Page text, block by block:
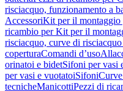
risciacquo, funzionamento a
AccessoriKit per il montaggio
ricambio per Kit per il
risciacquo, curve di risciacquo
coperturaComandi d’uso
orinatoi e bidetSifoni per vasi
per vasi e vuotatoiSifoni
tecnicheManicottiPezzi di